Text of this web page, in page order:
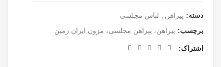
دسته: پیراهن
لباس مجلسی
برچسب: پیراهن، پیراهن مجلسی، مزون ایران زمین
اشتراک